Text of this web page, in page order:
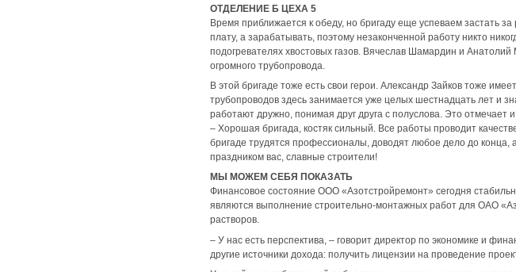
ОТДЕЛЕНИЕ Б ЦЕХА 5
Время приближается к обеду, но бригаду еще успеваем застать
плату, а зарабатывать, поэтому незаконченной работу никто
подогревателях хвостовых газов. Вячеслав Шамардин и
огромного трубопровода.
В этой бригаде тоже есть свои герои. Александр Зайков тоже
трубопроводов здесь занимается уже целых шестнадцать лет и
работают дружно, понимая друг друга с полуслова. Это отмечает
– Хорошая бригада, костяк сильный. Все работы проводит
бригаде трудятся профессионалы, доводят любое дело до
праздником вас, славные строители!
МЫ МОЖЕМ СЕБЯ ПОКАЗАТЬ
Финансовое состояние ООО «Азотстройремонт» сегодня
являются выполнение строительно-монтажных работ для ОАО
растворов.
– У нас есть перспектива, – говорит директор по экономике и
другие источники дохода: получить лицензии на проведение